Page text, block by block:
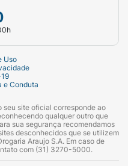
Uso
e Conduta
seu site oficial corresponde ao
qualquer outro que
sua segurança recomendamos
desconhecidos que se utilizem
Araujo S.A. Em caso de
com (31) 3270-5000.